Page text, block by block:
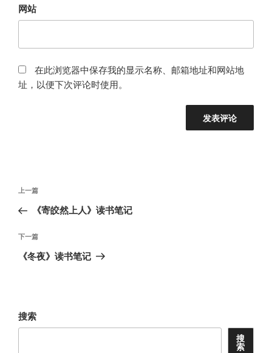
网站
在此浏览器中保存我的显示名称、邮箱地址和网站地
址，以便下次评论时使用。
文
导
航
上
一
文
章
上一篇
《寄皎然上人》读书笔记
下
一
下一篇
《冬夜》读书笔记
搜索
搜
索